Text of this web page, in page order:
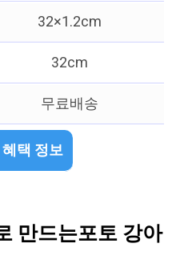
32×1.2cm
32cm
무료배송
택 정보
만드는포토 강아